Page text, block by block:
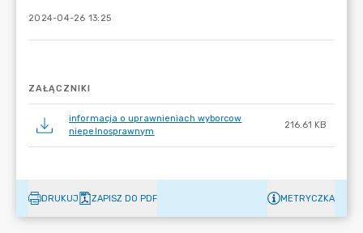
2024-04-26 13:25
ZAŁĄCZNIKI
informacja o uprawnieniach wyborcow
niepelnosprawnym
216.61 KB
DRUKUJ ZAPISZ DO PDF METRYCZKA